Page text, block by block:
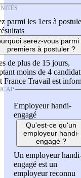
parmi les 1ers à
serez-vous parmi
premiers à postuler ?
de plus de 15 jours,
moins de 4
France Travail est
Employeur handi-
engagé
Qu'est-ce qu'un
employeur handi-
engagé ?
Un employeur
engagé est un
employeur reconnu